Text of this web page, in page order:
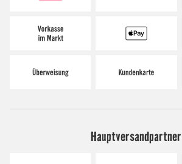
Hauptversandpartner